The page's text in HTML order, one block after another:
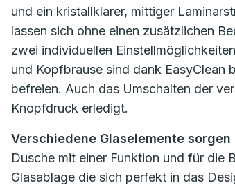
und ein kristallklarer, mittiger
lassen sich ohne einen zusätzlichen
zwei individuellen
und Kopfbrause sind dank EasyClean
befreien. Auch das Umschalten der
Knopfdruck erledigt.
Verschiedene Glaselemente
Dusche mit einer Funktion und für die
Glasablage die sich perfekt in das